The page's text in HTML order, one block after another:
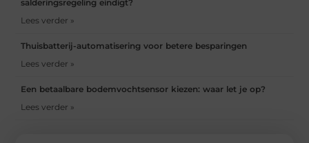
salderingsregeling eindigt?
Lees verder »
Thuisbatterij-automatisering voor betere besparingen
Lees verder »
Een betaalbare bodemvochtsensor kiezen: waar let je op?
Lees verder »